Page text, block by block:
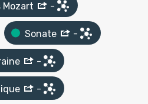
Mozart -
Sonate -
-
-